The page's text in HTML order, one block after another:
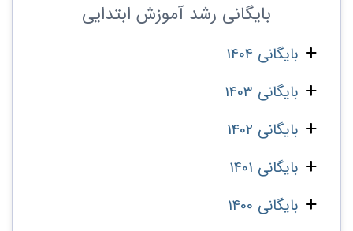
بایگانی رشد آموزش ابتدایی
بایگانی 1404
بایگانی 1403
بایگانی 1402
بایگانی 1401
بایگانی 1400